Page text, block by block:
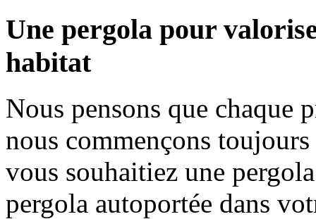
Une pergola pour
habitat
Nous pensons que chaque
nous commençons
vous souhaitiez une
pergola autoportée dans